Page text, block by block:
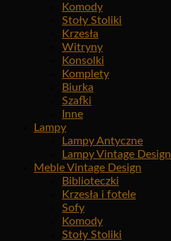
Komody
Stoły Stoliki
Krzesła
Witryny
Konsolki
Komplety
Biurka
Szafki
Inne
Lampy
Lampy Antyczne
Lampy Vintage Design
Meble Vintage Design
Biblioteczki
Krzesła i fotele
Sofy
Komody
Stoły Stoliki